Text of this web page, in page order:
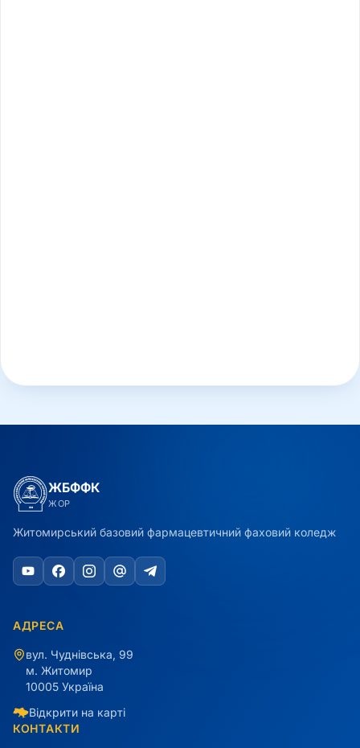
ЖБФФК
ЖОР
Житомирський базовий фармацевтичний фаховий коледж
АДРЕСА
вул. Чуднівська, 99
м. Житомир
10005 Україна
Відкрити на карті
КОНТАКТИ